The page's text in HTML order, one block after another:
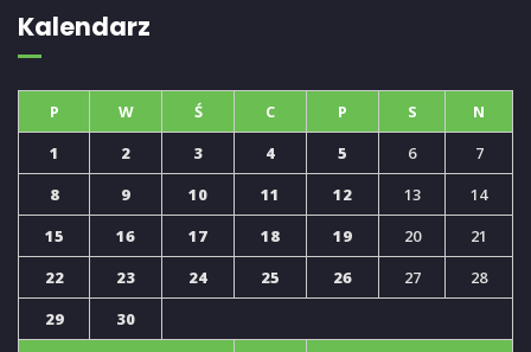
Kalendarz
P W Ś C P S N
1 2 3 4 5 6
7
8
9 10 11 12 13
14
15
16 17 18 19 20
21
22
23 24 25 26 27
28
29
30